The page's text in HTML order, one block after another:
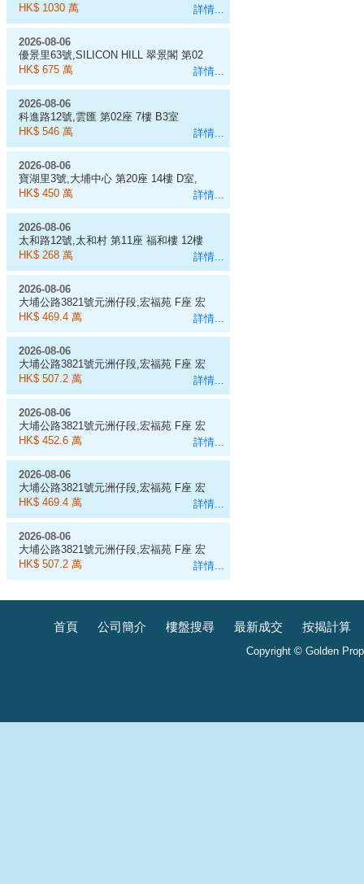
詳情...
HK$ 1030 萬
詳情...
2026-08-06
優景里63號,SILICON HILL 翠景閣 第02
座 7樓 A6室
HK$ 675 萬
詳情...
2026-08-06
科進路12號,雲匯 第02座 7樓 B3室
HK$ 546 萬
詳情...
2026-08-06
寶湖里3號,大埔中心 第20座 14樓 D室,
454呎
HK$ 450 萬
詳情...
2026-08-06
太和路12號,太和村 第11座 福和樓 12樓
1室
HK$ 268 萬
詳情...
2026-08-06
大埔公路3821號元洲仔段,宏福苑 F座 宏
昌閣 3樓 4室, 538呎
HK$ 469.4 萬
詳情...
2026-08-06
大埔公路3821號元洲仔段,宏福苑 F座 宏
昌閣 1樓 5室, 583呎
HK$ 507.2 萬
詳情...
2026-08-06
大埔公路3821號元洲仔段,宏福苑 F座 宏
昌閣 12樓 7室, 518呎
HK$ 452.6 萬
詳情...
2026-08-06
大埔公路3821號元洲仔段,宏福苑 F座 宏
昌閣 9樓 4室, 538呎
HK$ 469.4 萬
詳情...
2026-08-06
大埔公路3821號元洲仔段,宏福苑 F座 宏
昌閣 11樓 1室, 583呎
HK$ 507.2 萬
首頁 公司簡介 樓盤搜尋 最新成交 按揭計算
Copyright © Golden